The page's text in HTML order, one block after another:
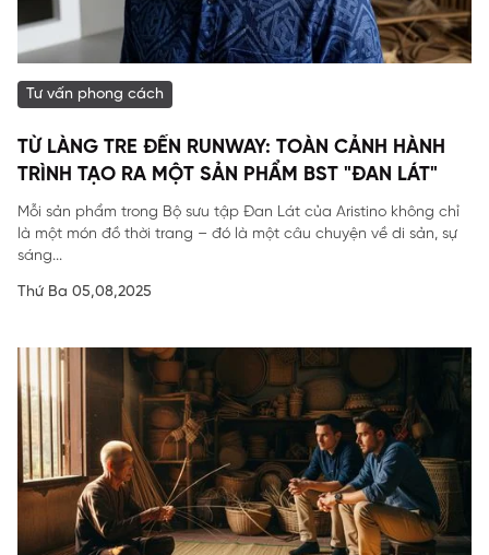
Tư vấn phong cách
TỪ LÀNG TRE ĐẾN RUNWAY: TOÀN CẢNH HÀNH
TRÌNH TẠO RA MỘT SẢN PHẨM BST "ĐAN LÁT"
Mỗi sản phẩm trong Bộ sưu tập Đan Lát của Aristino không chỉ
là một món đồ thời trang – đó là một câu chuyện về di sản, sự
sáng...
Thứ Ba 05,08,2025